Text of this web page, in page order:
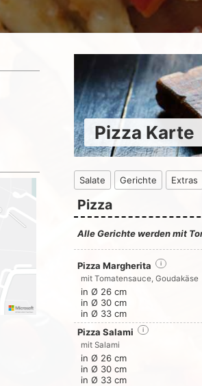
Pizza Karte
Salate Gerichte Extras
Pizza
Alle Gerichte werden mit
Pizza Margherita i
mit Tomatensauce, Goudakäse
in Ø 26 cm
in Ø 30 cm
in Ø 33 cm
Pizza Salami
i
mit Salami
in Ø 26 cm
in Ø 30 cm
in Ø 33 cm